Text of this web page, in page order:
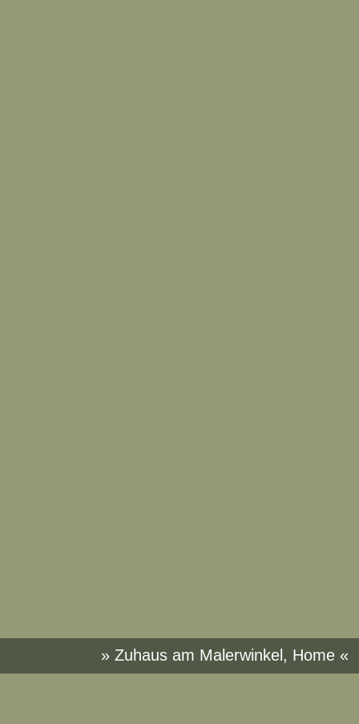
» Zuhaus am Malerwinkel, Home «